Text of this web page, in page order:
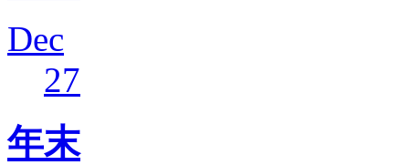
Dec
27
年末